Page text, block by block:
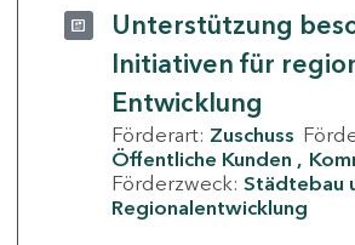
Unterstützung
Initiativen für
Entwicklung
Förderart: Zuschuss
Öffentliche Kunden
Förderzweck: Städtebau
Regionalentwicklung